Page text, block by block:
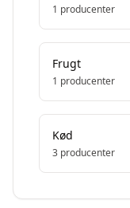
1 producenter
Frugt
1 producenter
Kød
3 producenter